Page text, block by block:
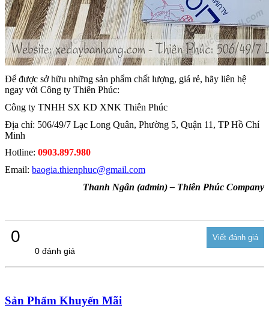
Để được sở hữu những sản phẩm chất lượng, giá rẻ, hãy liên hệ
ngay với Công ty Thiên Phúc:
Công ty TNHH SX KD XNK Thiên Phúc
Địa chỉ: 506/49/7 Lạc Long Quân, Phường 5, Quận 11, TP Hồ Chí
Minh
Hotline: 0903.897.980
Email: baogia.thienphuc@gmail.com
Thanh Ngân (admin) – Thiên Phúc Company
0
0 đánh giá
Sản Phẩm Khuyến Mãi